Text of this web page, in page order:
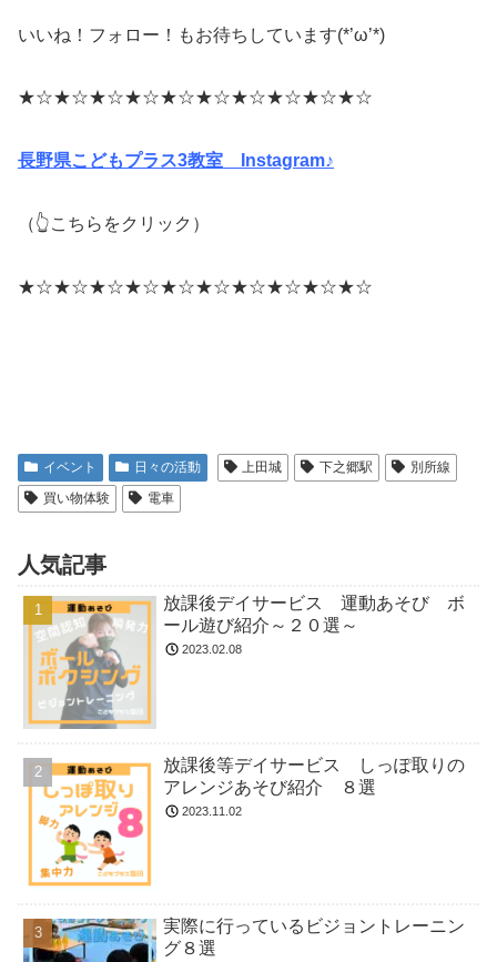
いいね！フォロー！もお待ちしています(*’ω’*)
★☆★☆★☆★☆★☆★☆★☆★☆★☆★☆
長野県こどもプラス3教室 Instagram♪
（👆こちらをクリック）
★☆★☆★☆★☆★☆★☆★☆★☆★☆★☆
イベント 日々の活動 上田城 下之郷駅
別所線
買い物体験
電車
人気記事
放課後デイサービス 運動あそび ボ
ール遊び紹介～２０選～
2023.02.08
放課後等デイサービス しっぽ取りの
アレンジあそび紹介 ８選
2023.11.02
実際に行っているビジョントレーニン
グ８選